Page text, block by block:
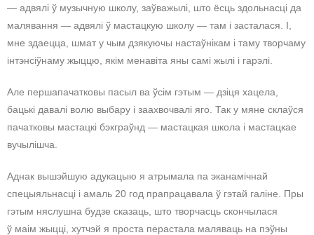
— адвялі ў музычную школу, заўважылі, што ёсць здольнасці да
малявання — адвялі ў мастацкую школу — там і засталася. І,
мне здаецца, шмат у чым дзякуючы настаўнікам і таму творчаму
інтэнсіўнаму жыццю, якім менавіта яны самі жылі і гарэлі.
Але першапачатковы пасыл ва ўсім гэтым — дзіця хацела,
бацькі давалі волю выбару і заахвочвалі яго. Так у мяне склаўся
пачатковы мастацкі бэкграўнд — мастацкая школа і мастацкае
вучылішча.
Аднак вышэйшую адукацыю я атрымала па эканамічнай
спецыяльнасці і амаль 20 год прапрацавала ў гэтай галіне. Пры
гэтым няслушна будзе сказаць, што творчасць скончылася
ў маім жыцці, хутчэй я проста перастала маляваць на пэўны